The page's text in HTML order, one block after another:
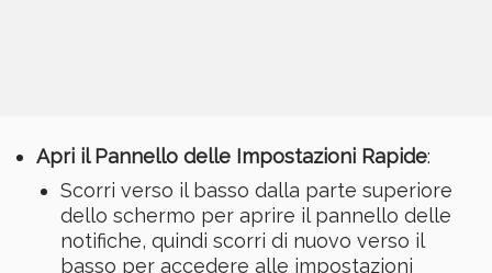
Apri il Pannello delle Impostazioni Rapide:
Scorri verso il basso dalla parte superiore
dello schermo per aprire il pannello delle
notifiche, quindi scorri di nuovo verso il
basso per accedere alle impostazioni